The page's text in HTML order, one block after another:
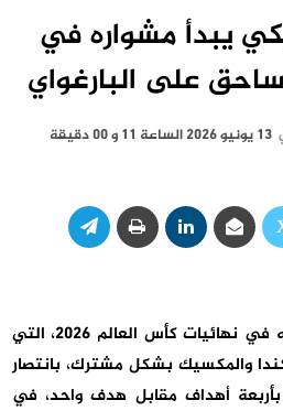
يبدأ مشواره في
ساحق على البارغواي
13 يونيو 2026 الساعة 11 و 00 دقيقة
بدأ المنتخب الأمريكي طريقه في نهائيات كأس العالم 2026، التي
والمكسيك بشكل مشترك، بانتصار
أهداف مقابل هدف واحد، في